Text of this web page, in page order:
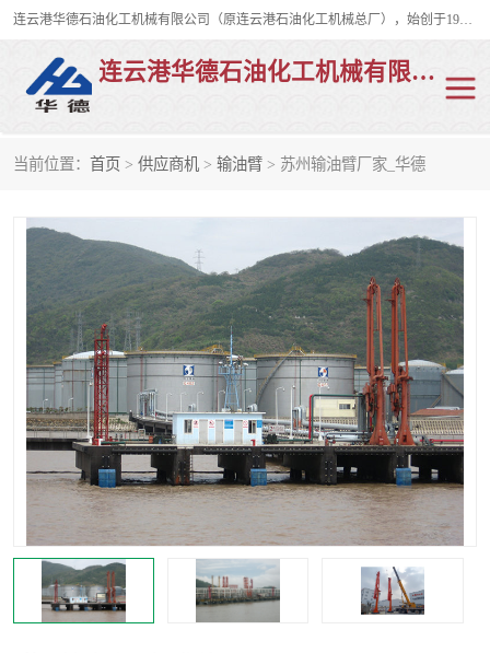
连云港华德石油化工机械有限公司（原连云港石油化工机械总厂），始创于1982年，是从事码头船用流体装卸臂、陆用流体装卸臂（鹤管）、活动梯、钢构平台、定量装车系统等全系列流体装卸设备的设计、制造、销售以及服务的专业供应商。
连云港华德石油化工机械有限公司
当前位置： 首页 > 供应商机 > 输油臂 > 苏州输油臂厂家_华德
液氨鹤管 液氯鹤管
LNG鹤管 活动梯
平台栈桥 卸车鹤管
装车鹤管 输油臂
紧急脱离干式接头 火车鹤管
汽车鹤管 顶部鹤管
底部鹤管 低温鹤管
浮动出油装置 鹤管